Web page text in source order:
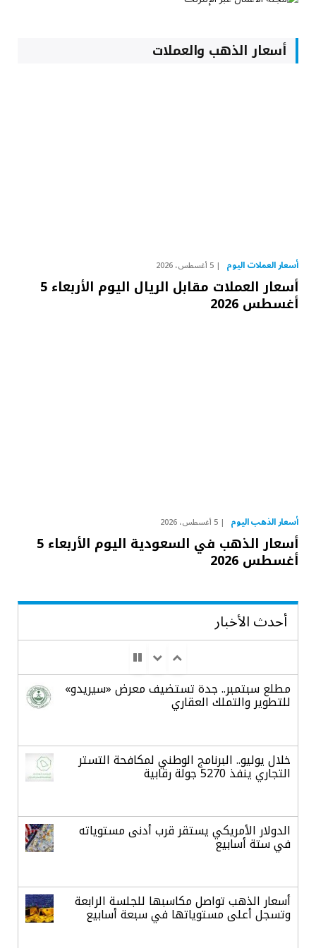
أسعار الذهب والعملات
أسعار العملات اليوم 5 أغسطس، 2026
أسعار العملات مقابل الريال اليوم الأربعاء 5
أغسطس 2026
أسعار الذهب اليوم 5 أغسطس، 2026
أسعار الذهب في السعودية اليوم الأربعاء 5
أغسطس 2026
أحدث الأخبار
مطلع سبتمبر.. جدة تستضيف معرض «سيريدو»
للتطوير والتملك العقاري
خلال يوليو.. البرنامج الوطني لمكافحة التستر
التجاري ينفذ 5270 جولة رقابية
الدولار الأمريكي يستقر قرب أدنى مستوياته
في ستة أسابيع
أسعار الذهب تواصل مكاسبها للجلسة الرابعة
وتسجل أعلى مستوياتها في سبعة أسابيع